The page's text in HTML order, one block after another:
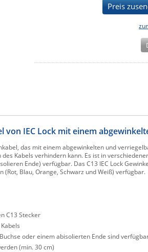
Preis
von IEC Lock mit einem
das mit einem abgewinkelten und
Kabels verhindern kann. Es ist in
Ende) verfügbar. Das C13 IEC Lock
Blau, Orange, Schwarz und Weiß) verfügbar.
C13 Stecker
oder einem abisolierten Ende sind
(min. 30 cm)